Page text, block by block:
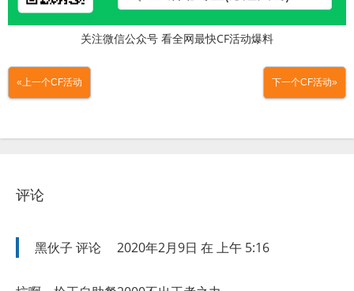
关注微信公众号 看全网最快CF活动爆料
«上一个CF活动 下一个CF活动»
评论
黑伙子 评论 2020年2月9日 在 上午 5:16